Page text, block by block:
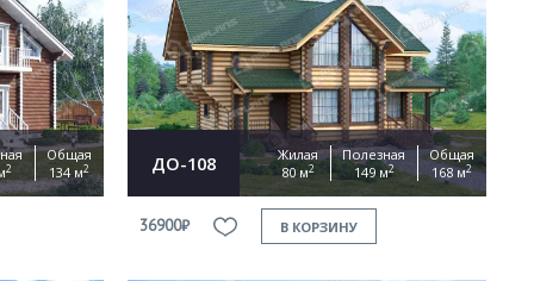
2
Общая
134 м2 ДО-108
Жилая
80 м2
Полезная
149 м2
Общая
168 м2
36900₽ В КОРЗИНУ